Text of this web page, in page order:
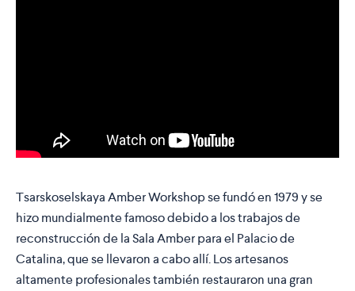
Tsarskoselskaya Amber Workshop se fundó en 1979 y se
hizo mundialmente famoso debido a los trabajos de
reconstrucción de la Sala Amber para el Palacio de
Catalina, que se llevaron a cabo allí. Los artesanos
altamente profesionales también restauraron una gran